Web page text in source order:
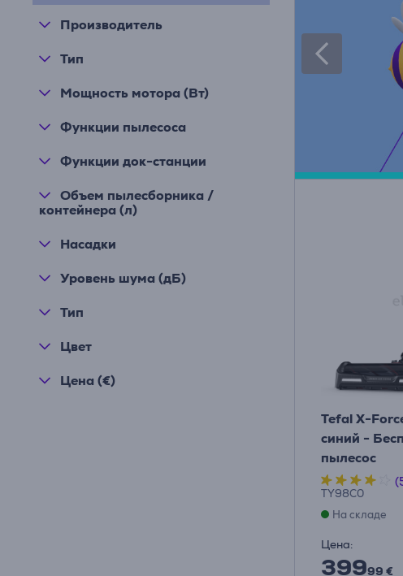
Производитель
Тип
Мощность мотора (Вт)
Функции пылесоса
Функции док-станции
контейнера (л)
Насадки
Уровень шума (дБ)
Тип
Цвет
Цена (€)
Tefal X-
синий -
пылесос
TY98C0
На складе
Цена:
39999 €